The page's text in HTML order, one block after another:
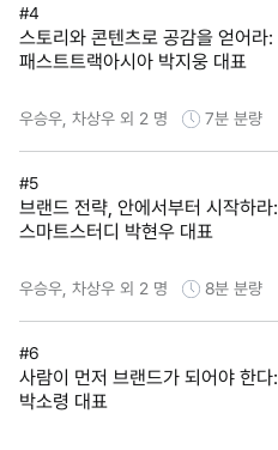
#4
스토리와 콘텐츠로 공감을 얻어라:
패스트트랙아시아 박지웅 대표
우승우, 차상우 외 2 명 7분 분량
#5
브랜드 전략, 안에서부터 시작하라:
스마트스터디 박현우 대표
우승우, 차상우 외 2 명 8분 분량
#6
사람이 먼저 브랜드가 되어야 한다: 퍼블리
박소령 대표